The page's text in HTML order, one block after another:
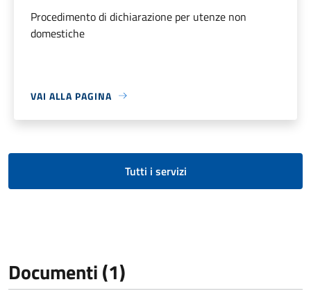
Procedimento di dichiarazione per utenze non
domestiche
VAI ALLA PAGINA
Tutti i servizi
Documenti (1)